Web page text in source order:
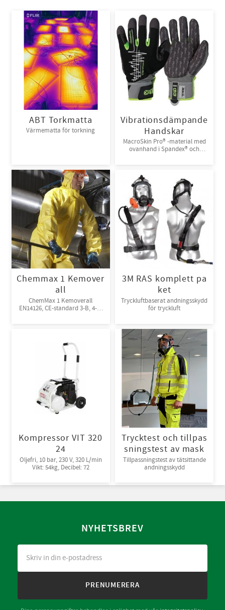
ABT Torkmatta
Värmematta för torkning
Vibrationsdämpande
Handskar
MacroSkin Pro® -material med
ovanhand i Spandex® och
Chemmax 1 Kemover
all
ChemMax 1 Kemoverall
EN14126, CE-standard 3-B, 4-B,
3M RAS komplett pa
ket
Tryckluftbaserat andningsskydd
för tryckluft
Kompressor VIT 320
24
Oljefri, 10 bar, 230 V, 320 L/min
Vikt: 54kg, Decibel: 72
Trycktest och tillpas
sningstest av mask
Tillpassningstest av tätsittande
andningsskydd
NYHETSBREV
PRENUMERERA